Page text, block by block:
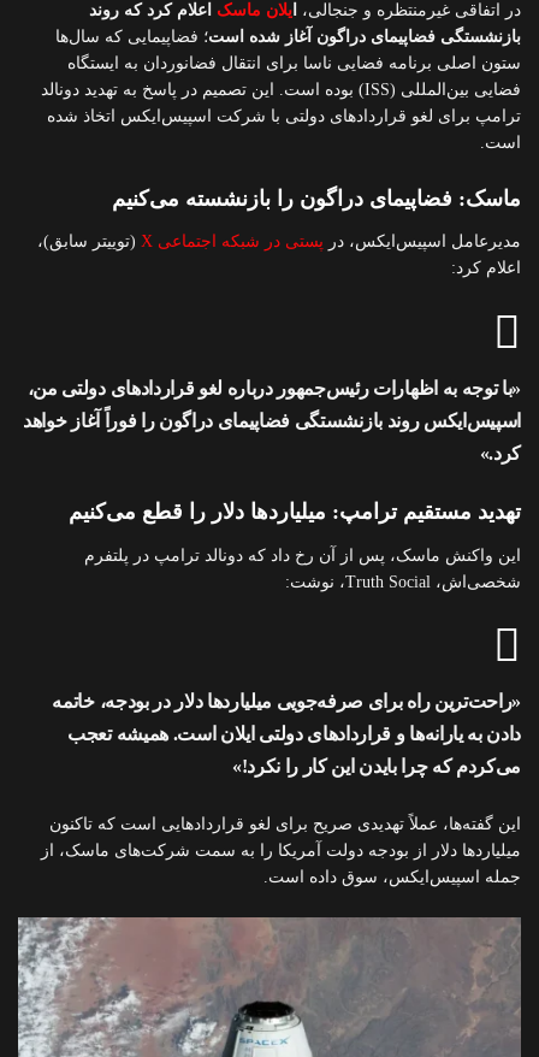
در اتفاقی غیرمنتظره و جنجالی، یلان ماسک اعلام کرد که روند
بازنشستگی فضاپیمای دراگون آغاز شده است؛ فضاپیمایی که سال‌ها
ستون اصلی برنامه فضایی ناسا برای انتقال فضانوردان به ایستگاه
فضایی بین‌المللی (ISS) بوده است. این تصمیم در پاسخ به تهدید دونالد
ترامپ برای لغو قراردادهای دولتی با شرکت اسپیس‌ایکس اتخاذ شده
است.
ماسک: فضاپیمای دراگون را بازنشسته می‌کنیم
مدیرعامل اسپیس‌ایکس، در پستی در شبکه اجتماعی X
(توییتر سابق)،
اعلام کرد:
«با توجه به اظهارات رئیس‌جمهور درباره لغو قراردادهای دولتی من،
اسپیس‌ایکس روند بازنشستگی فضاپیمای دراگون را فوراً آغاز خواهد
کرد.»
تهدید مستقیم ترامپ: میلیاردها دلار را قطع می‌کنیم
این واکنش ماسک، پس از آن رخ داد که دونالد ترامپ در پلتفرم
شخصی‌اش، Truth Social، نوشت:
«راحت‌ترین راه برای صرفه‌جویی میلیاردها دلار در بودجه، خاتمه
دادن به یارانه‌ها و قراردادهای دولتی ایلان است. همیشه تعجب
می‌کردم که چرا بایدن این کار را نکرد!»
این گفته‌ها، عملاً تهدیدی صریح برای لغو قراردادهایی است که تاکنون
میلیاردها دلار از بودجه دولت آمریکا را به سمت شرکت‌های ماسک، از
جمله اسپیس‌ایکس، سوق داده است.